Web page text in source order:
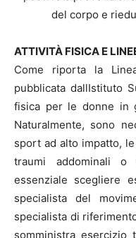
del corpo e
ATTIVITÀ FISICA E
Come riporta la
pubblicata dallIstituto
fisica per le donne in
Naturalmente, sono
sport ad alto impatto,
traumi addominali
essenziale scegliere
specialista del
specialista di
somministra esercizio